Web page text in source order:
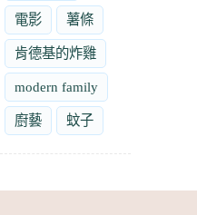
電影 薯條
肯德基的炸雞
modern family
廚藝 蚊子